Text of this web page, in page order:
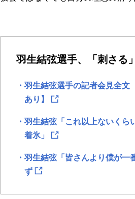
羽生結弦選手、「刺さる
羽生結弦選手の記者会見全
あり】
羽生結弦「これ以上ないく
着氷」
羽生結弦「皆さんより僕が一
ず